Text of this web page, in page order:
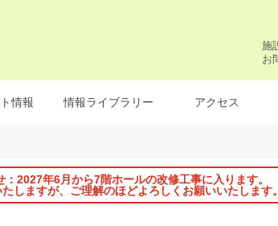
施
お
情報 情報ライブラリー アクセス
：2027年6月から7階ホールの改修工事に入ります。
しますが、ご理解のほどよろしくお願いいたします。